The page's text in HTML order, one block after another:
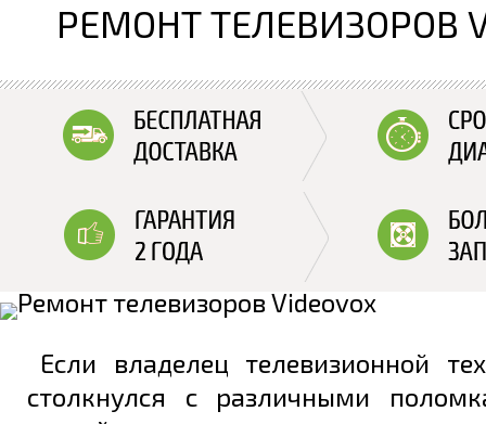
РЕМОНТ ТЕЛЕВИЗОРОВ
Если владелец телевизионной
столкнулся с различными